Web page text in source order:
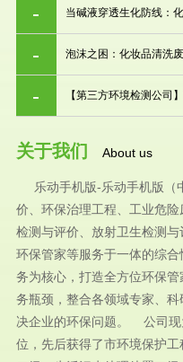
当碱液穿透生化防线：
泡沫之困：化妆品清洗
【第三方环境检测公司
关于我们 About us
乐动手机版-乐动手机版（
价、环保治理工程、工业危
检测与评价、放射卫生检测与
环保管家等服务于一体的综
务为核心，打造全方位环保
务瓶颈，整合各领域专家、
决企业的环保问题。 公司现
位，先后获得了市环境保护